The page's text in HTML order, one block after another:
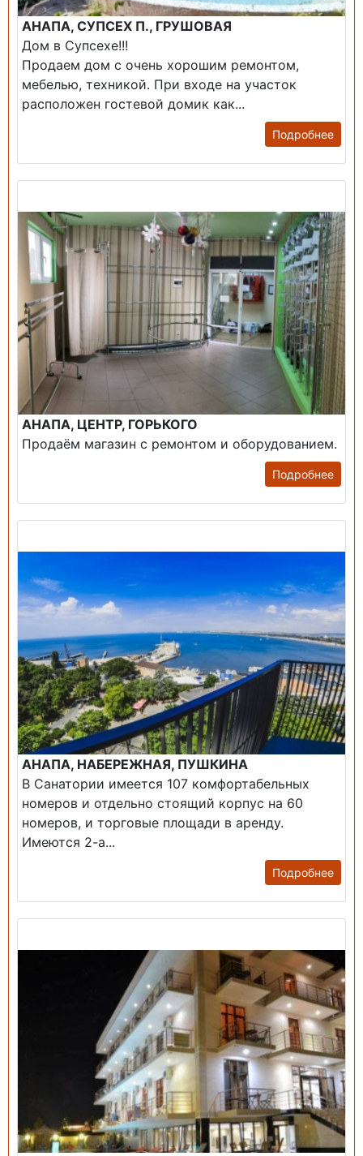
АНАПА, СУПСЕХ П., ГРУШОВАЯ
Дом в Супсехе!!!
Продаем дом с очень хорошим ремонтом,
мебелью, техникой. При входе на участок
расположен гостевой домик как...
Подробнее
АНАПА, ЦЕНТР, ГОРЬКОГО
Продаём магазин с ремонтом и оборудованием.
Подробнее
АНАПА, НАБЕРЕЖНАЯ, ПУШКИНА
В Санатории имеется 107 комфортабельных
номеров и отдельно стоящий корпус на 60
номеров, и торговые площади в аренду.
Имеются 2-а...
Подробнее